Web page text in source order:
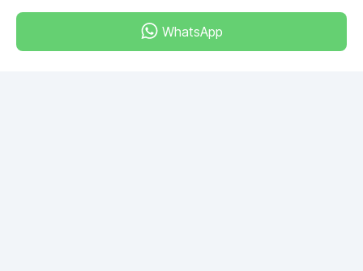
WhatsApp
ALBAHAR building